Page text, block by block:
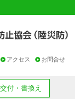
お問合せ
アクセス
付・書換え